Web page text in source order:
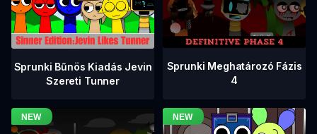
Sprunki Bűnös Kiadás Jevin
Szereti Tunner
Sprunki Meghatározó Fázis
4